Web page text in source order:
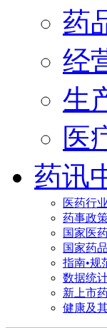
药
经
生
医
药讯
医药行
药事政
国家医
国家药
指南•规
数据统
新上市
健康及